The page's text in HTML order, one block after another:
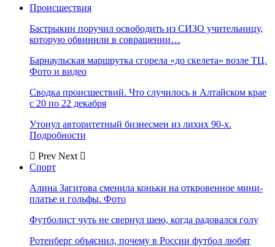
Происшествия
Бастрыкин поручил освободить из СИЗО учительницу,
которую обвинили в совращении…
Барнаульская маршрутка сгорела «до скелета» возле ТЦ.
Фото и видео
Сводка происшествий. Что случилось в Алтайском крае
с 20 по 22 декабря
Утонул авторитетный бизнесмен из лихих 90-х.
Подробности
Prev Next
Спорт
Алина Загитова сменила коньки на откровенное мини-
платье и гольфы. Фото
Футболист чуть не свернул шею, когда радовался голу
Ротенберг объяснил, почему в России футбол любят